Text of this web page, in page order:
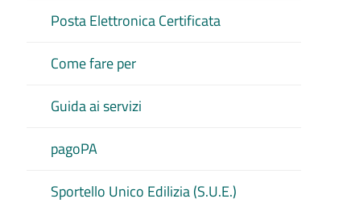
Posta Elettronica Certificata
Come fare per
Guida ai servizi
pagoPA
Sportello Unico Edilizia (S.U.E.)